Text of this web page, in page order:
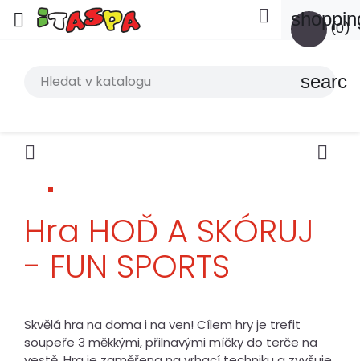
 (0)

search
 
Hra HOĎ A SKÓRUJ
- FUN SPORTS
Skvělá hra na doma i na ven! Cílem hry je trefit
soupeře 3 měkkými, přilnavými míčky do terče na